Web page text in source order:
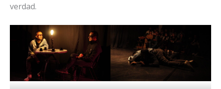
verdad.